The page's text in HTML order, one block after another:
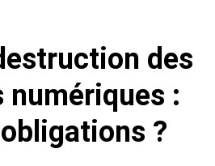
des
numériques :
?